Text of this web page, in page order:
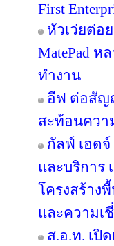
First
หัวเว่ยต่อ
MatePad
ทำงาน
อีฟ ต่อสัญญ
สะท้อนควา
กัลฟ์ เอด
และบริการ
โครงสร้าง
และความเ
ส.อ.ท. เปิ